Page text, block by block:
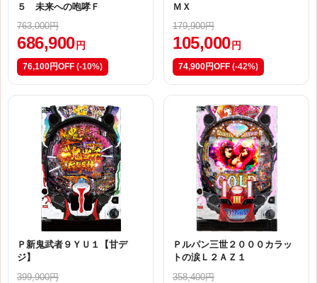
５ 未来への咆哮Ｆ
763,000円
686,900 円
76,100円OFF (-10%)
ＭＸ
179,900円
105,000 円
74,900円OFF (-42%)
Ｐ新鬼武者９ＹＵ１【甘デ
ジ】
399,900円
Ｐルパン三世２０００カラッ
トの涙Ｌ２ＡＺ１
358,400円